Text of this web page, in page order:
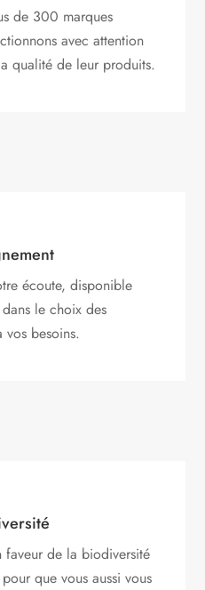
de 300 marques
avec attention
qualité de leur produits.
écoute, disponible
le choix des
vos besoins.
faveur de la biodiversité
que vous aussi vous